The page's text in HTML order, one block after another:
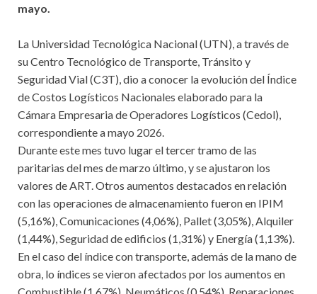
mayo.
La Universidad Tecnológica Nacional (UTN), a través de
su Centro Tecnológico de Transporte, Tránsito y
Seguridad Vial (C3T), dio a conocer la evolución del Índice
de Costos Logísticos Nacionales elaborado para la
Cámara Empresaria de Operadores Logísticos (Cedol),
correspondiente a mayo 2026.
Durante este mes tuvo lugar el tercer tramo de las
paritarias del mes de marzo último, y se ajustaron los
valores de ART. Otros aumentos destacados en relación
con las operaciones de almacenamiento fueron en IPIM
(5,16%), Comunicaciones (4,06%), Pallet (3,05%), Alquiler
(1,44%), Seguridad de edificios (1,31%) y Energía (1,13%).
En el caso del índice con transporte, además de la mano de
obra, lo índices se vieron afectados por los aumentos en